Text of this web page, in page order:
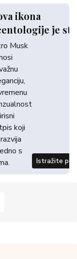
ikona
je
Musk
koji
s
Istražite